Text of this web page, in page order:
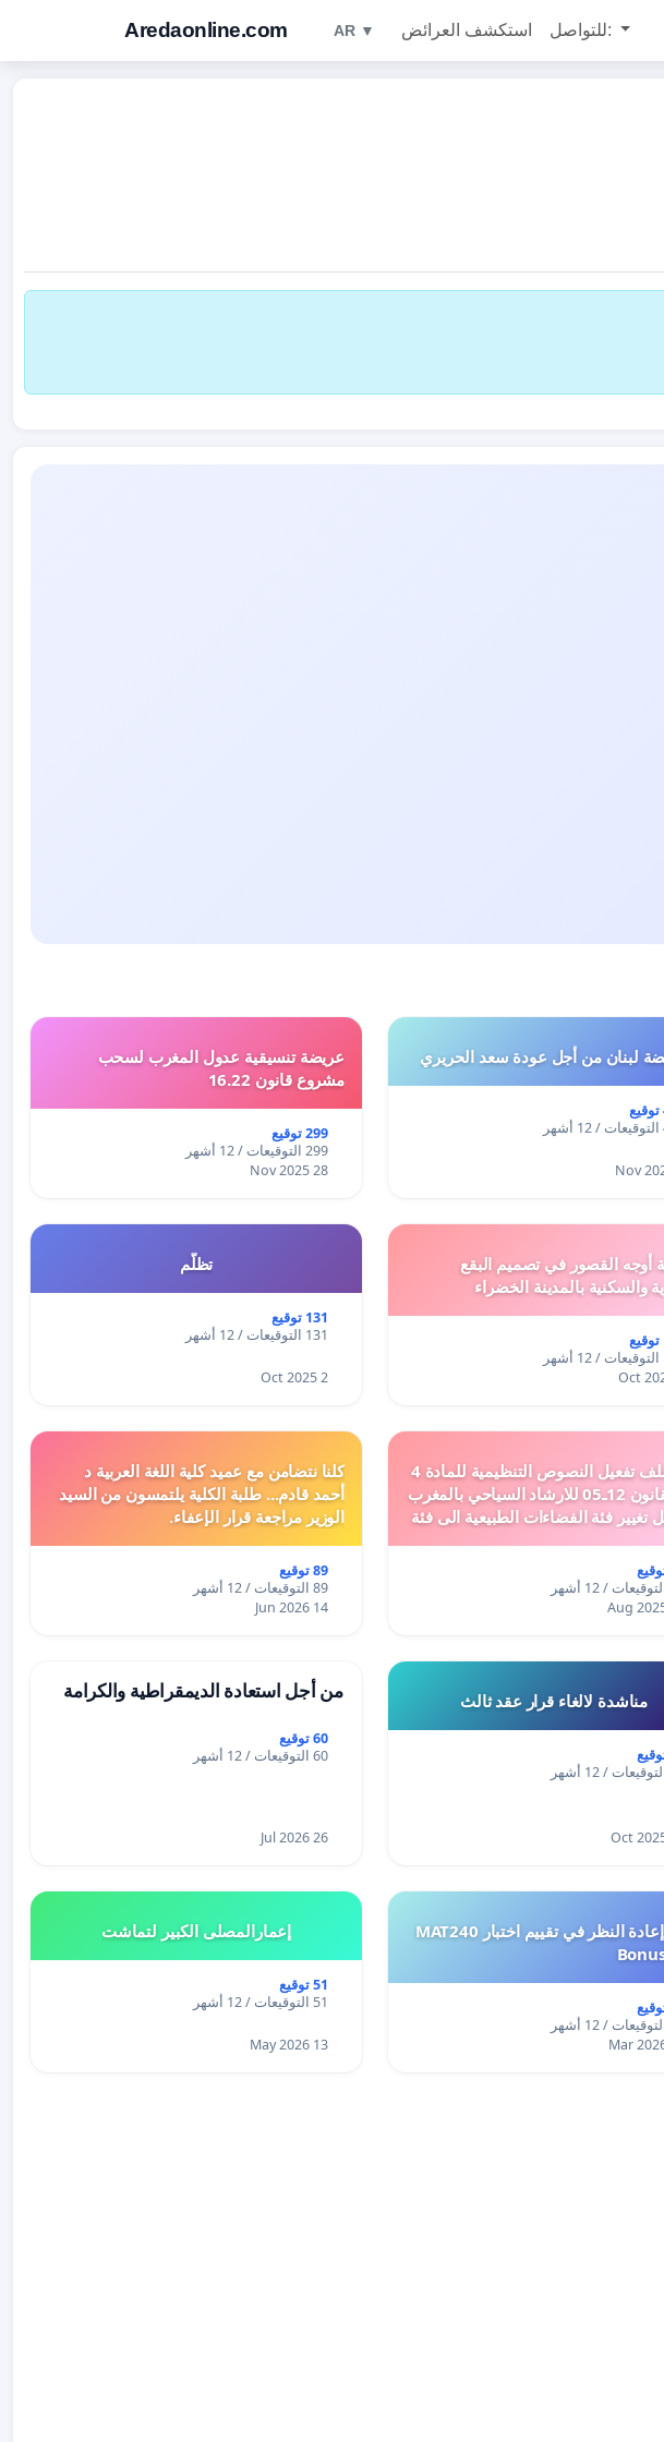
Aredaonline.com AR ▼ استكشف العرائض للتواصل:
لبنان من أجل عودة سعد الحريري
عريضة تنسيقية عدول المغرب لسحب
مشروع قانون 16.22
299 توقيع
299 التوقيعات / 12 أشهر
28 Nov 2025
أوجه القصور في تصميم البقع
والسكنية بالمدينة الخضراء
تظلّم
131 توقيع
131 التوقيعات / 12 أشهر
2 Oct 2025
دعم ملف تفعيل النصوص التنظيمية للمادة 4
من القانون 12ـ05 للارشاد السياحي بالمغرب
تغيير فئة الفضاءات الطبيعية الى فئة
كلنا نتضامن مع عميد كلية اللغة العربية د
أحمد قادم... طلبة الكلية يلتمسون من السيد
الوزير مراجعة قرار الإعفاء.
89 توقيع
89 التوقيعات / 12 أشهر
14 Jun 2026
مناشدة لالغاء قرار عقد ثالث من أجل استعادة الديمقراطية والكرامة
60 توقيع
60 التوقيعات / 12 أشهر
26 Jul 2026
طلب إعادة النظر في تقييم اختبار MAT240
إعمارالمصلى الكبير لتماشت
51 توقيع
51 التوقيعات / 12 أشهر
13 May 2026